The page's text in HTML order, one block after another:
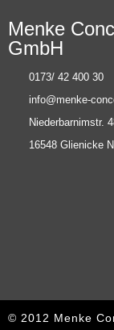
Menke
GmbH
0173/ 42 400 30
info@menke-
Niederbarnimstr.
16548 Glienicke
© 2012 Menke